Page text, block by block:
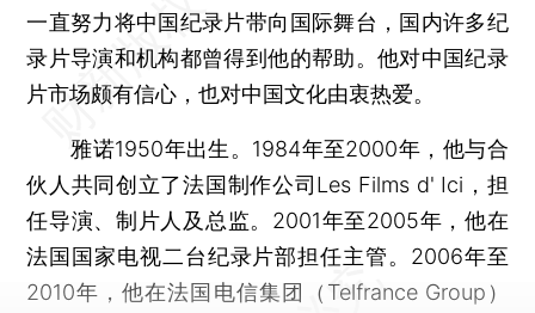
一直努力将中国纪录片带向国际舞台，国内许多纪
录片导演和机构都曾得到他的帮助。他对中国纪录
片市场颇有信心，也对中国文化由衷热爱。
雅诺1950年出生。1984年至2000年，他与合
伙人共同创立了法国制作公司Les Films d' Ici，担
任导演、制片人及总监。2001年至2005年，他在
法国国家电视二台纪录片部担任主管。2006年至
2010年，他在法国电信集团（Telfrance Group）